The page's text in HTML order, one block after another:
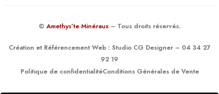
© Amethys’te Minéraux – Tous droits réservés.
Création et Référencement Web : Studio CG Designer– 04 34 27
92 19
Politique de confidentialitéConditions Générales de Vente